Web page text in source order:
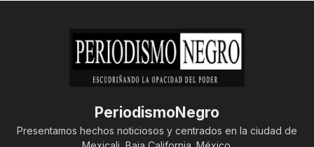
PeriodismoNegro
Presentamos hechos noticiosos y centrados en la ciudad de